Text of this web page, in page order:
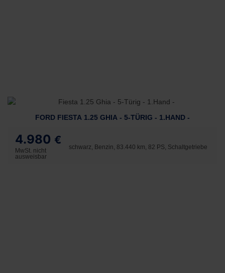
FORD FIESTA 1.25 GHIA - 5-TÜRIG - 1.HAND -
4.980 €
MwSt. nicht
ausweisbar
schwarz, Benzin, 83.440 km, 82 PS, Schaltgetriebe